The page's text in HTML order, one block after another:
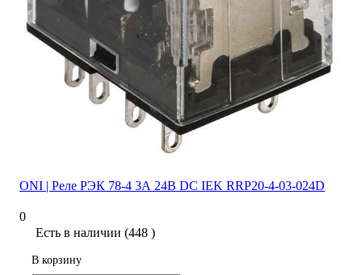
ONI | Реле РЭК 78-4 3А 24В DC IEK RRP20-4-03-024D
0
Есть в наличии (448 )
В корзину